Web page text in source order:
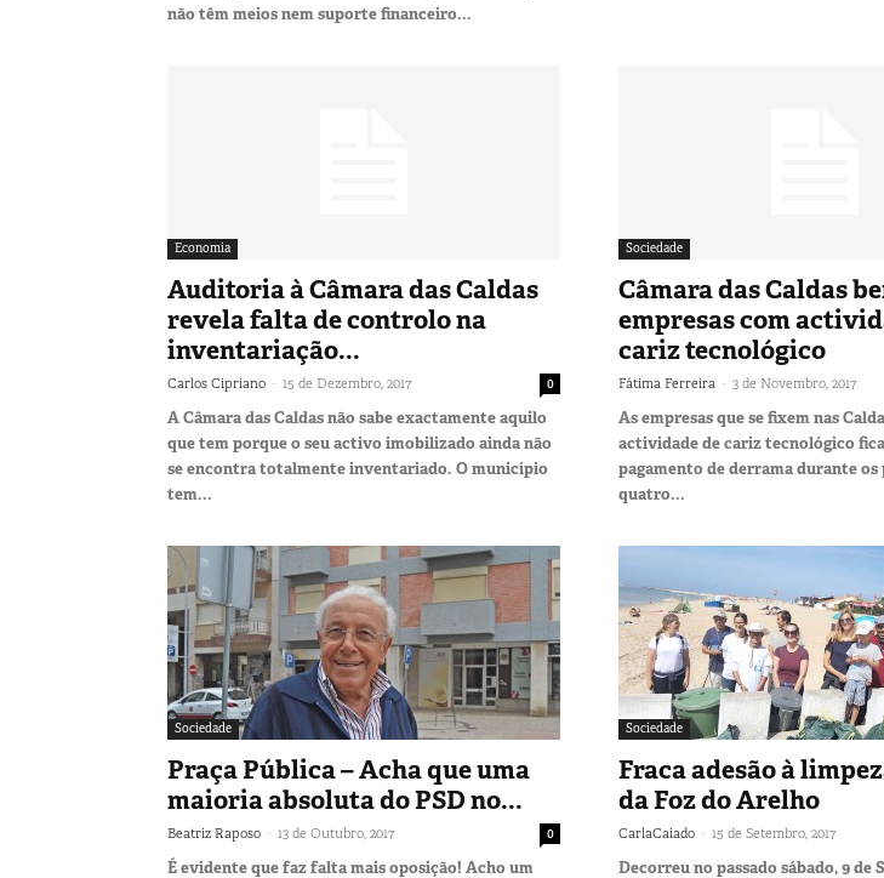
não têm meios nem suporte financeiro...
Economia
Auditoria à Câmara das Caldas
revela falta de controlo na
inventariação...
Carlos Cipriano - 15 de Dezembro, 2017 0
A Câmara das Caldas não sabe exactamente aquilo
que tem porque o seu activo imobilizado ainda não
se encontra totalmente inventariado. O município
tem...
Sociedade
Câmara das Caldas
empresas com
cariz tecnológico
Fátima Ferreira - 3 de Novembro, 2017
As empresas que se fixem nas
actividade de cariz tecnológico
pagamento de derrama durante
quatro...
Sociedade
Praça Pública – Acha que uma
maioria absoluta do PSD no...
Beatriz Raposo - 13 de Outubro, 2017 0
É evidente que faz falta mais oposição! Acho um
Sociedade
Fraca adesão à
da Foz do Arelho
CarlaCaiado - 15 de Setembro, 2017
Decorreu no passado sábado, 9 de